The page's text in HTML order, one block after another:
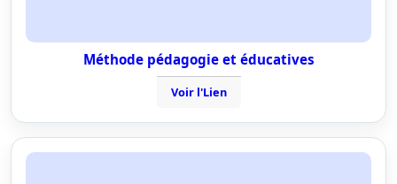
Méthode pédagogie et éducatives
Voir l'Lien